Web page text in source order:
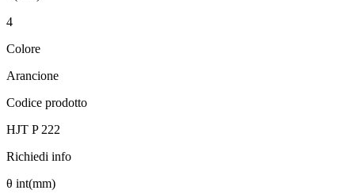
4
Colore
Arancione
Codice prodotto
HJT P 222
Richiedi info
θ int(mm)